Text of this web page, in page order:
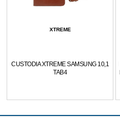
XTREME
CUSTODIA XTREME SAMSUNG 10,1
TAB4